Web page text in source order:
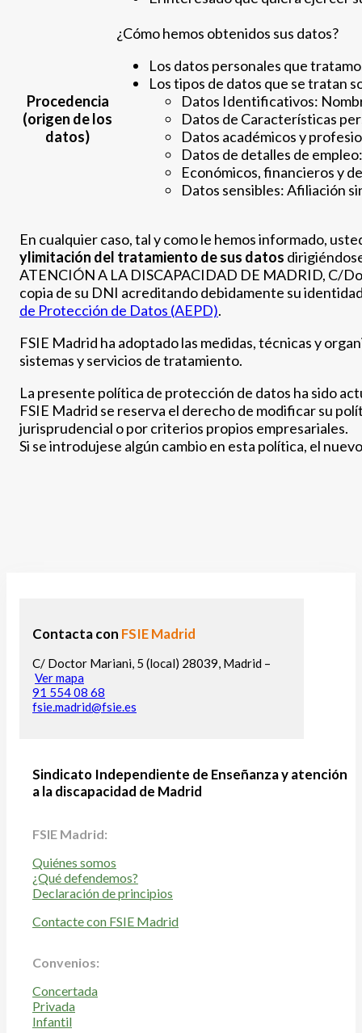
Procedencia
(origen de los
datos)
¿Cómo hemos obtenidos sus datos?
Los datos personales que
Los tipos de datos que se tratan
Datos Identificativos:
Datos de Características
Datos académicos y
Datos de detalles de
Económicos, financieros y
Datos sensibles: Afiliación
En cualquier caso, tal y como le hemos informado,
ylimitación del tratamiento de sus datos
ATENCIÓN A LA DISCAPACIDAD DE MADRID, C/
copia de su DNI acreditando debidamente su
de Protección de Datos (AEPD).
FSIE Madrid ha adoptado las medidas, técnicas y
sistemas y servicios de tratamiento.
La presente política de protección de datos ha sido
FSIE Madrid se reserva el derecho de modificar su
jurisprudencial o por criterios propios empresariales.
Si se introdujese algún cambio en esta política, el
Contacta con FSIE Madrid
C/ Doctor Mariani, 5 (local) 28039, Madrid –
Ver mapa
91 554 08 68
fsie.madrid@fsie.es
Sindicato Independiente de Enseñanza y atención
a la discapacidad de Madrid
FSIE Madrid:
Quiénes somos
¿Qué defendemos?
Declaración de principios
Contacte con FSIE Madrid
Convenios:
Concertada
Privada
Infantil